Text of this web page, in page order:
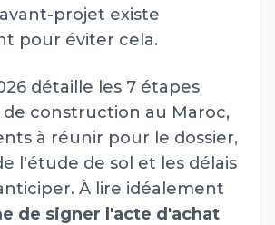
projet existe
pour éviter cela.
détaille les 7 étapes
construction au Maroc,
à réunir pour le dossier,
l'étude de sol et les délais
À lire idéalement
de signer l'acte d'achat